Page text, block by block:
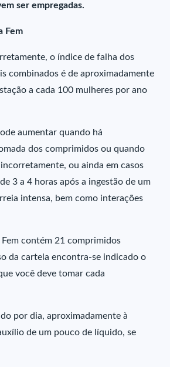
ser empregadas.
Fem
o índice de falha dos
combinados é de aproximadamente
a cada 100 mulheres por ano
aumentar quando há
dos comprimidos ou quando
ou ainda em casos
3 a 4 horas após a ingestão de um
intensa, bem como interações
contém 21 comprimidos
da cartela encontra-se indicado o
você deve tomar cada
por dia, aproximadamente à
de um pouco de líquido, se